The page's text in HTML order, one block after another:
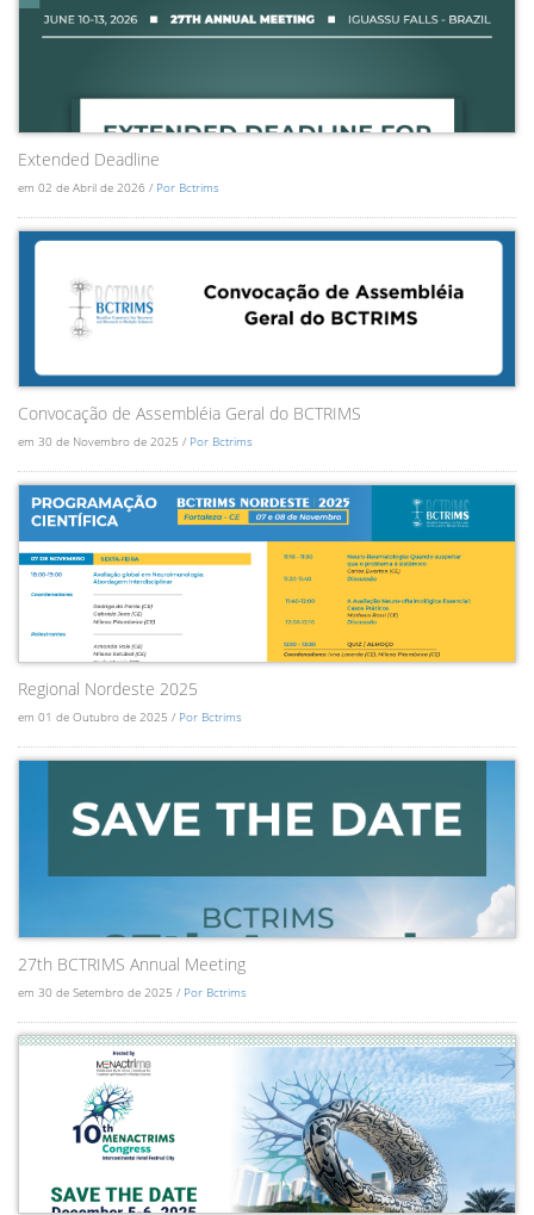
Extended Deadline
em 02 de Abril de 2026 / Por Bctrims
Convocação de Assembléia Geral do BCTRIMS
em 30 de Novembro de 2025 / Por Bctrims
Regional Nordeste 2025
em 01 de Outubro de 2025 / Por Bctrims
27th BCTRIMS Annual Meeting
em 30 de Setembro de 2025 / Por Bctrims